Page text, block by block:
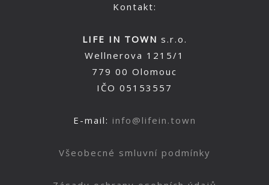
Kontakt:
LIFE IN TOWN s.r.o.
Wellnerova 1215/1
779 00 Olomouc
IČO 05153557
E-mail: info@lifein.town
Všeobecné smluvní podmínky